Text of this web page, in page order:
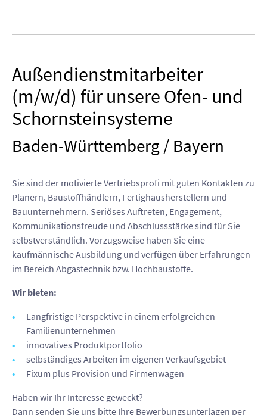
Außendienstmitarbeiter
(m/w/d) für unsere Ofen- und
Schornsteinsysteme
Baden-Württemberg / Bayern
Sie sind der motivierte Vertriebsprofi mit guten Kontakten zu
Planern, Baustoffhändlern, Fertighausherstellern und
Bauunternehmern. Seriöses Auftreten, Engagement,
Kommunikationsfreude und Abschlussstärke sind für Sie
selbstverständlich. Vorzugsweise haben Sie eine
kaufmännische Ausbildung und verfügen über Erfahrungen
im Bereich Abgastechnik bzw. Hochbaustoffe.
Wir bieten:
Langfristige Perspektive in einem erfolgreichen
Familienunternehmen
innovatives Produktportfolio
selbständiges Arbeiten im eigenen Verkaufsgebiet
Fixum plus Provision und Firmenwagen
Haben wir Ihr Interesse geweckt?
Dann senden Sie uns bitte Ihre Bewerbungsunterlagen per